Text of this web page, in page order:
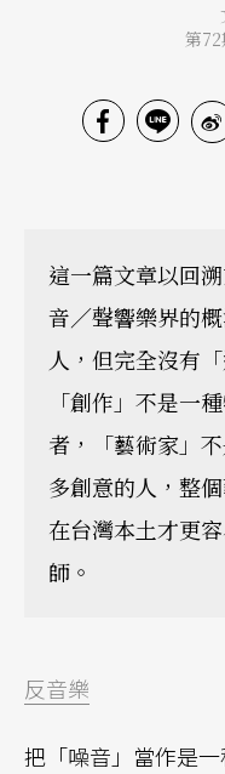
第72
這一篇文章以回
音／聲響樂界的
人，但完全沒有
「創作」不是一
者，「藝術家」
多創意的人，整
在台灣本土才更
師。
反音樂
把「噪音」當作是